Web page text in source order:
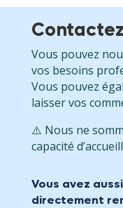
Vous pouvez
vos besoins
Vous pouvez
laisser vos
⚠️ Nous ne
capacité
Vous avez
directement